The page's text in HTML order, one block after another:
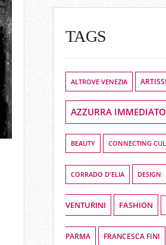
TAGS
ALTROVE VENEZIA
AZZURRA IMMEDIATO
BEAUTY CONNECTING
CORRADO D'ELIA DESIGN
VENTURINI FASHION
PARMA FRANCESCA FINI